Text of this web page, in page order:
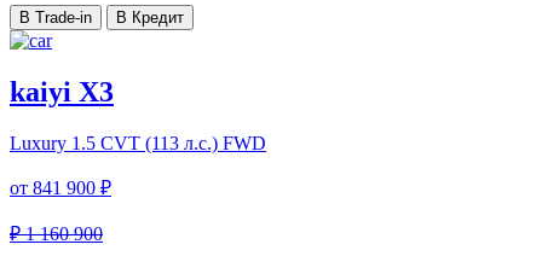
В Trade-in В Кредит
kaiyi X3
Luxury 1.5 CVT (113 л.с.) FWD
от 841 900 ₽
₽ 1 160 900